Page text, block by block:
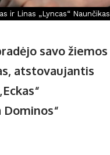
ir Linas „Lyncas“ Naunčikas
savo žiemos
atstovaujantis